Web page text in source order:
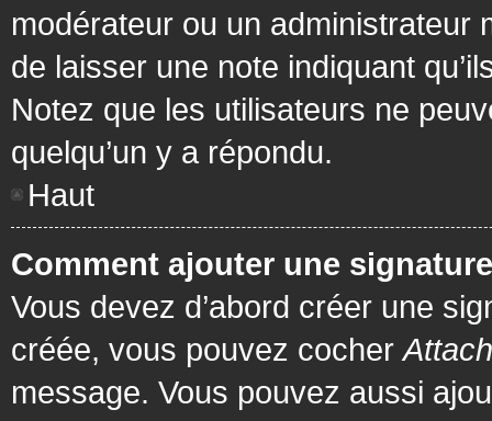
modérateur ou un administrateur
de laisser une note indiquant
Notez que les utilisateurs ne
quelqu’un y a répondu.
Haut
Comment ajouter une
Vous devez d’abord créer une
créée, vous pouvez cocher
message. Vous pouvez aussi